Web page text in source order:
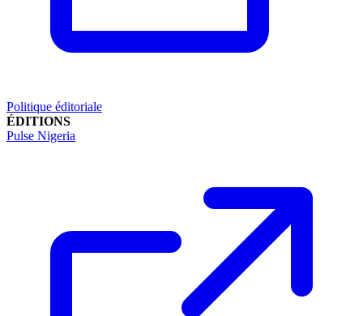
Politique éditoriale
ÉDITIONS
Pulse Nigeria